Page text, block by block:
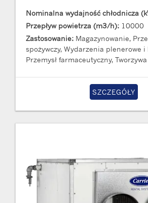
Nominalna wydajność chłodnicza
Przepływ powietrza (m3/h): 10000
Zastosowanie: Magazynowanie,
spożywczy, Wydarzenia plenerowe
Przemysł farmaceutyczny,
SZCZEGÓŁY